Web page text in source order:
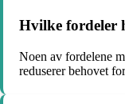
Hvilke fordeler
Noen av fordelene
reduserer behovet